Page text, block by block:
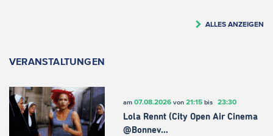
ALLES ANZEIGEN
VERANSTALTUNGEN
am 07.08.2026von 21:15bis 23:30
Lola Rennt (City Open Air Cinema
@Bonnev…